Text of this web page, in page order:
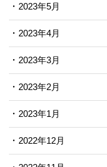
2023年5月
2023年4月
2023年3月
2023年2月
2023年1月
2022年12月